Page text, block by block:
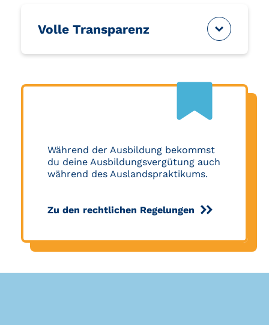
Volle Transparenz
Während der Ausbildung bekommst
du deine Ausbildungsvergütung auch
während des Auslandspraktikums.
Zu den rechtlichen Regelungen